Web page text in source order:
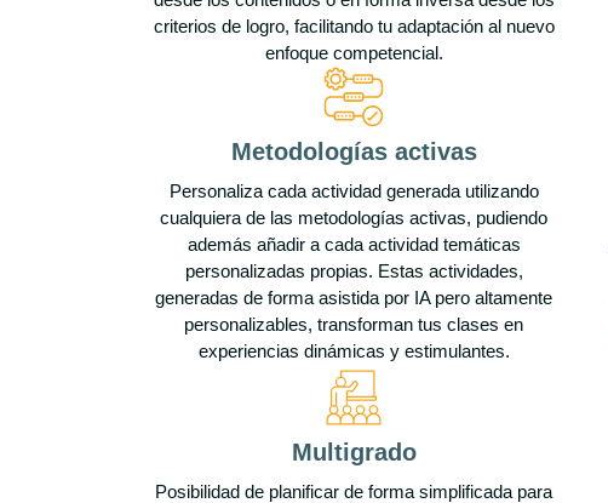
criterios de logro, facilitando tu adaptación al nuevo
enfoque competencial.
Metodologías activas
Personaliza cada actividad generada utilizando
cualquiera de las metodologías activas, pudiendo
además añadir a cada actividad temáticas
personalizadas propias. Estas actividades,
generadas de forma asistida por IA pero altamente
personalizables, transforman tus clases en
experiencias dinámicas y estimulantes.
Multigrado
Posibilidad de planificar de forma simplificada para